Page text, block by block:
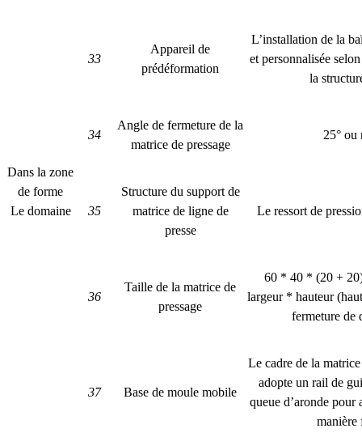
Dans la zone
de forme
Le domaine
33
Appareil de
prédéformation
L’installation de la
et personnalisée
la
34
Angle de fermeture de la
matrice de pressage
25° ou
35
Structure du support de
matrice de ligne de
presse
Le ressort de
36
Taille de la matrice de
pressage
60 * 40 * (20 +
largeur * hauteur
fermeture de
37 Base de moule mobile
Le cadre de la
adopte un rail de
queue d’aronde pour
manière